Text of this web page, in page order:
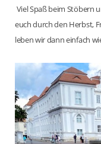
Viel Spaß beim Stöbern
euch durch den Herbst,
leben wir dann einfach